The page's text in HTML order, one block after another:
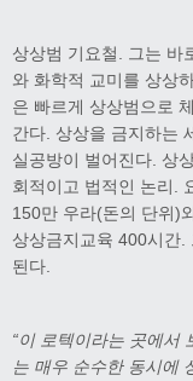
상상범 기요철. 그는 바
와 화학적 교미를 상상
은 빠르게 상상범으로
간다. 상상을 금지하는
실공방이 벌어진다. 상
회적이고 법적인 논리.
150만 우라(돈의 단위)
상상금지교육 400시간.
된다.
“이 로텍이라는 곳에서
는 매우 순수한 동시에